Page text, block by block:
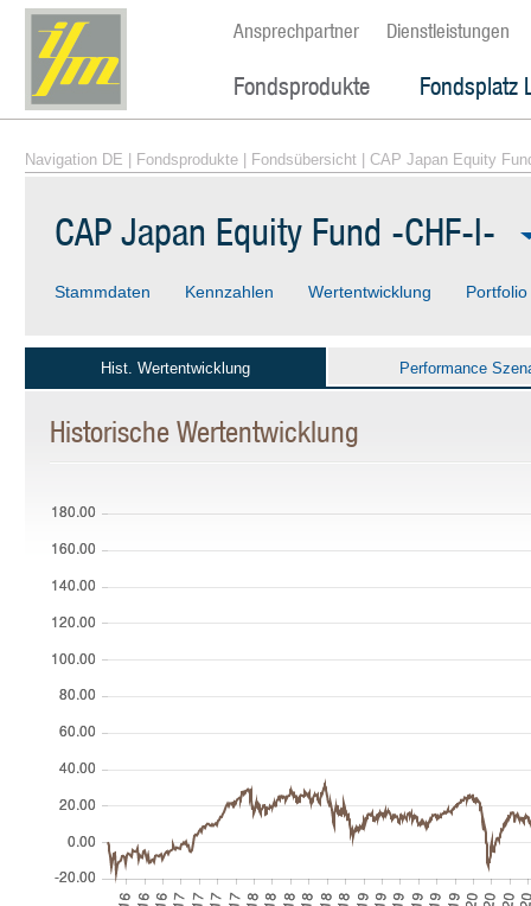
Ansprechpartner Dienstleistungen
Fondsprodukte Fondsplatz
Navigation DE Fondsprodukte Fondsübersicht | CAP Japan Equity
CAP Japan Equity Fund -CHF-I-
Stammdaten Kennzahlen Wertentwicklung Portfolio
Hist. Wertentwicklung Performance
Historische Wertentwicklung